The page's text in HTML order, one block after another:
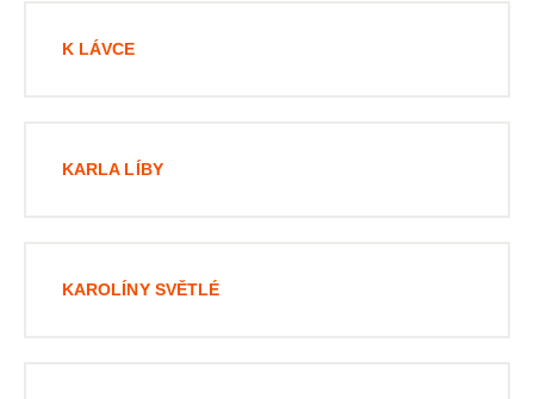
K LÁVCE
KARLA LÍBY
KAROLÍNY SVĚTLÉ